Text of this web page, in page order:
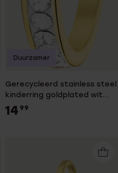
Gerecycleerd stainless steel
kinderring goldplated wit
kristal
14 99
Duurzamer